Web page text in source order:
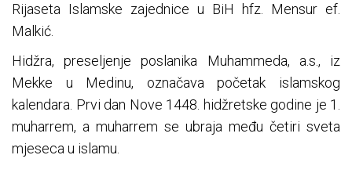
Rijaseta Islamske zajednice u BiH hfz. Mensur ef.
Malkić.
Hidžra, preseljenje poslanika Muhammeda, a.s., iz
Mekke u Medinu, označava početak islamskog
kalendara. Prvi dan Nove 1448. hidžretske godine je 1.
muharrem, a muharrem se ubraja među četiri sveta
mjeseca u islamu.